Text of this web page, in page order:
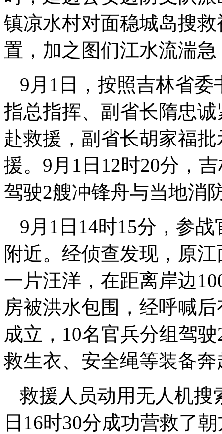
镇凉水村对面稳城岛搜
置，加之图们江水流湍
9月1日，按照吉林省
指总指挥、副省长隋忠
赴救援，副省长胡家福
援。9月1日12时20分，
驾驶2艘冲锋舟与当地消
9月1日14时15分，参
附近。经侦查发现，原
一片汪洋，在距离岸边
房被洪水包围，经呼喊
成立，10名官兵分组驾
救生衣、安全绳等装备
救援人员动用无人机搜
日16时30分成功营救了